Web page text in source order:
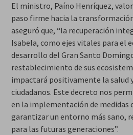
El ministro, Paíno Henríquez,
paso firme hacia la
aseguró que, “la recuperación
Isabela, como ejes vitales para el
desarrollo del Gran Santo
restablecimiento de sus
impactará positivamente la salud
ciudadanos. Este decreto nos
en la implementación de medidas
garantizar un entorno más sano,
para las futuras generaciones”.